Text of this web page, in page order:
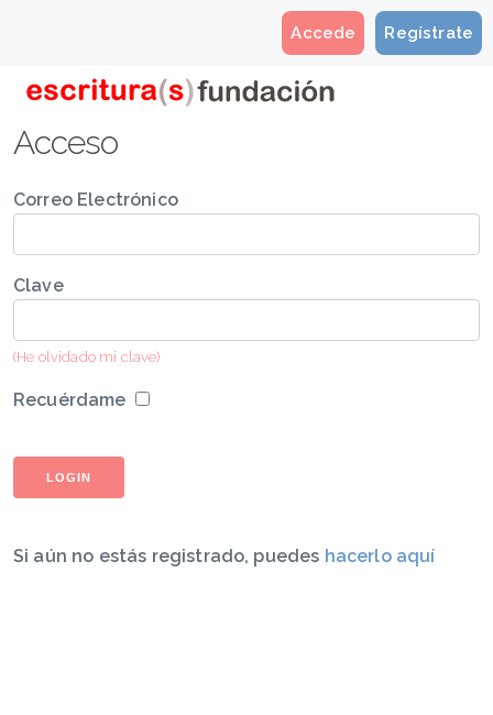
Regístrate
Accede
Acceso
Correo Electrónico
Clave
(He olvidado mi clave)
Recuérdame
Si aún no estás registrado, puedes hacerlo aquí